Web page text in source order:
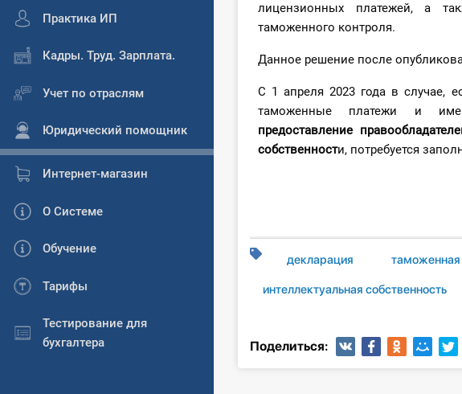
Практика ИП
Кадры. Труд. Зарплата.
Учет по отраслям
Юридический помощник
Интернет-магазин
О Системе
Обучение
Тарифы
Тестирование для
бухгалтера
лицензионных платежей, а
таможенного контроля.
Данное решение после
С 1 апреля 2023 года в случае,
таможенные платежи и
предоставление
собственности, потребуется
декларация
интеллектуальная собственность
Поделиться: